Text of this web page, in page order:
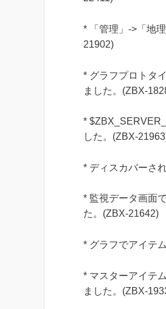
* 「管理」->「地
21902)
* グラフプロトタ
ました。(ZBX-
*
した。(ZBX-
* ディスカバーさ
* 監視データ画面
た。(ZBX-21642)
* グラフでアイテ
* マスターアイテ
ました。(ZBX-